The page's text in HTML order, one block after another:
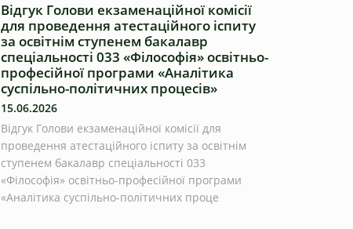
Відгук Голови екзаменаційної комісії
для проведення атестаційного іспиту
за освітнім ступенем бакалавр
спеціальності 033 «Філософія» освітньо-
професійної програми «Аналітика
суспільно-політичних процесів»
15.06.2026
Відгук Голови екзаменаційної комісії для
проведення атестаційного іспиту за освітнім
ступенем бакалавр спеціальності 033
«Філософія» освітньо-професійної програми
«Аналітика суспільно-політичних проце